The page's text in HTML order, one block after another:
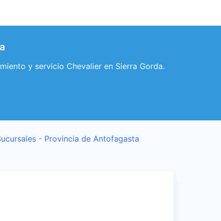
y servicio Chevalier en Sierra Gorda.
- Provincia de Antofagasta